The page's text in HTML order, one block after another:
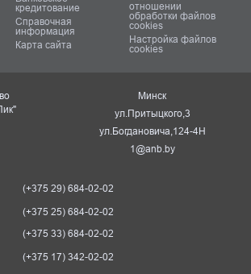
кредитование
Справочная
информация
Карта сайта
отношении
обработки файлов
cookies
Настройка файлов
cookies
Минск
ул.Притыцкого,3
ул.Богдановича,124-4Н
1@anb.by
(+375 29) 684-02-02
(+375 25) 684-02-02
(+375 33) 684-02-02
(+375 17) 342-02-02